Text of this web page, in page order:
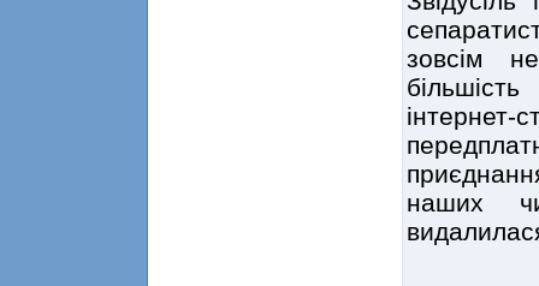
зовсім
інтернет-
наших